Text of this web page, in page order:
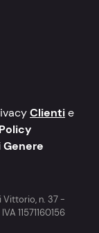
Clientie
Genere
Vittorio, n. 37 -
11571160156